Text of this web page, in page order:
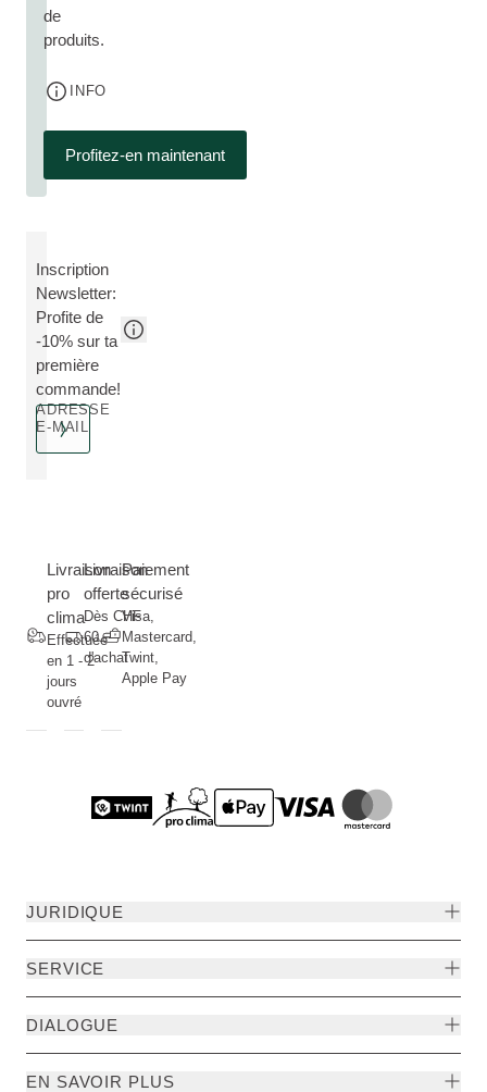
de
produits.
INFO
Profitez-en maintenant
Inscription
Newsletter:
Profite de
-10% sur ta
première
commande!
ADRESSE
E-MAIL
Livraison
pro
clima
Effectuée
en 1 - 2
jours
ouvré
Livraison
offerte
Dès CHF
60.--
d'achat
Paiement
sécurisé
Visa,
Mastercard,
Twint,
Apple Pay
JURIDIQUE
SERVICE
DIALOGUE
EN SAVOIR PLUS